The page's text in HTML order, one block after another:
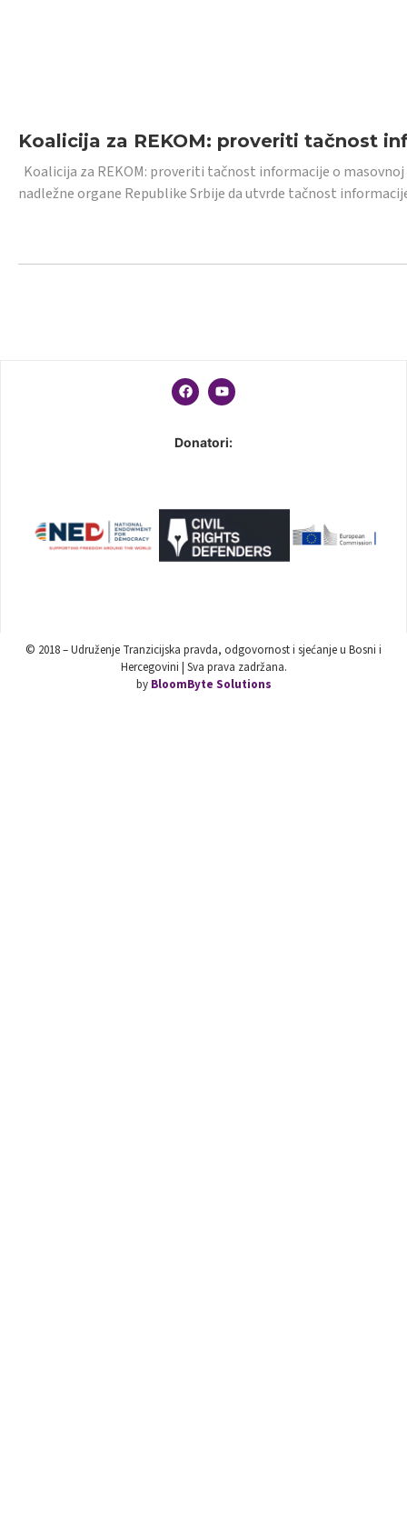
Koalicija za REKOM: proveriti tačnost
Koalicija za REKOM: proveriti tačnost informacije o
nadležne organe Republike Srbije da utvrde tačnost
Donatori:
© 2018 – Udruženje Tranzicijska pravda, odgovornost i sjećanje u Bosni i
Hercegovini | Sva prava zadržana.
by BloomByte Solutions